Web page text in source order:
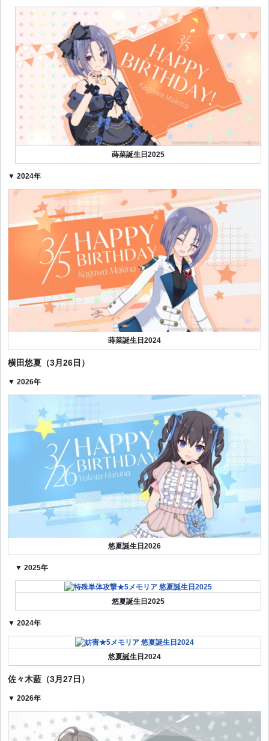
蒔菜誕生日2025
▼ 2024年
蒔菜誕生日2024
横田悠夏（3月26日）
▼ 2026年
悠夏誕生日2026
▼ 2025年
悠夏誕生日2025
▼ 2024年
悠夏誕生日2024
佐々木藍（3月27日）
▼ 2026年